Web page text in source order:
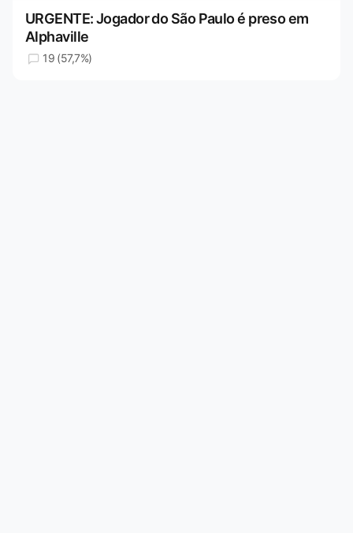
URGENTE: Jogador do São Paulo é preso em
Alphaville
19 (57,7%)